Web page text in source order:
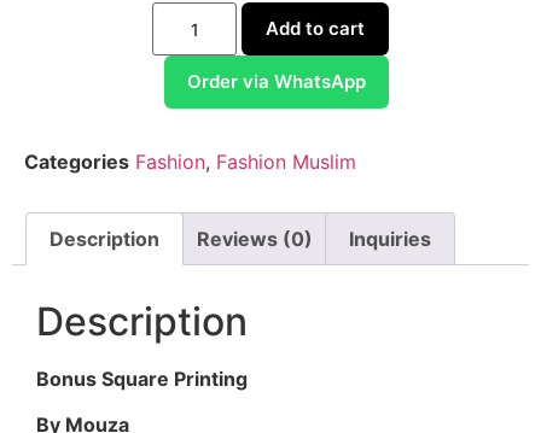
Add to cart
Order via WhatsApp
Categories Fashion, Fashion Muslim
Description Reviews (0) Inquiries
Description
Bonus Square Printing
By Mouza